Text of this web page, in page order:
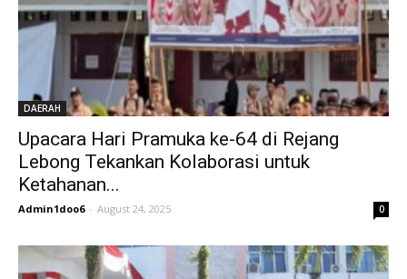
DAERAH
Upacara Hari Pramuka ke-64 di Rejang
Lebong Tekankan Kolaborasi untuk
Ketahanan...
Admin1doo6 - August 24, 2025 0